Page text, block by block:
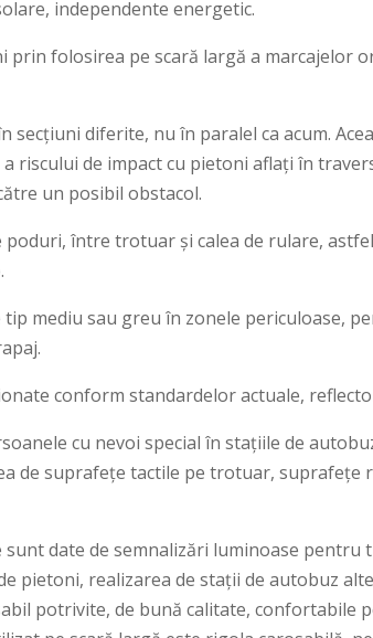
independente energetic.
prin folosirea pe scară largă a marcajelor
secțiuni diferite, nu în paralel ca acum.
a riscului de impact cu pietoni aflați în
un posibil obstacol.
între trotuar și calea de rulare,
mediu sau greu în zonele periculoase,
conform standardelor actuale,
cu nevoi special în stațiile de
de suprafețe tactile pe trotuar, suprafețe
date de semnalizări luminoase pentru
pietoni, realizarea de stații de autobuz
potrivite, de bună calitate, confortabile